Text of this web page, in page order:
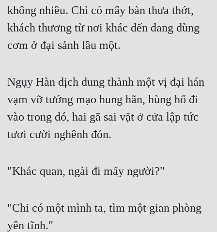
Trọng Sinh
Tu Chân
Tu Tiên
Vô Địch
Võ Hiệp
Võng Du
Điền Văn
không nhiều. Chỉ có mấy bàn thưa thớt,
khách thương từ nơi khác đến đang dùng
cơm ở đại sảnh lầu một.
Ngụy Hàn dịch dung thành một vị đại hán
vạm vỡ tướng mạo hung hãn, hùng hổ đi
vào trong đó, hai gã sai vặt ở cửa lập tức
tươi cười nghênh đón.
"Khác quan, ngài đi mấy người?"
"Chỉ có một mình ta, tìm một gian phòng
yên tĩnh."